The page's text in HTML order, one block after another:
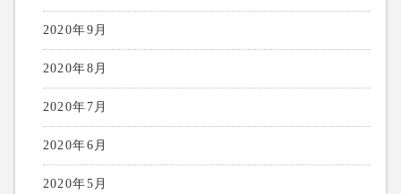
2020年9月
2020年8月
2020年7月
2020年6月
2020年5月